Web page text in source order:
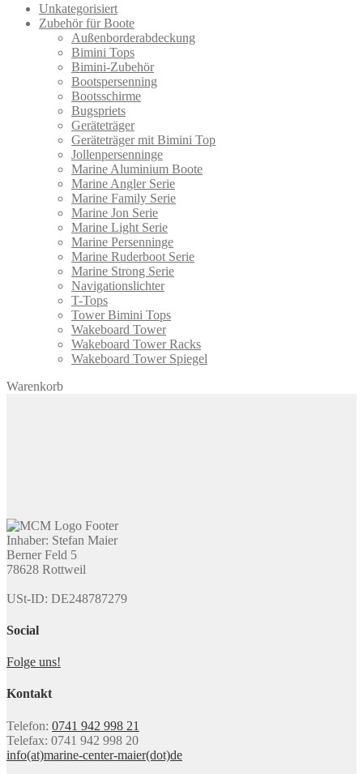
Unkategorisiert
Zubehör für Boote
Außenborderabdeckung
Bimini Tops
Bimini-Zubehör
Bootspersenning
Bootsschirme
Bugspriets
Geräteträger
Geräteträger mit Bimini Top
Jollenpersenninge
Marine Aluminium Boote
Marine Angler Serie
Marine Family Serie
Marine Jon Serie
Marine Light Serie
Marine Persenninge
Marine Ruderboot Serie
Marine Strong Serie
Navigationslichter
T-Tops
Tower Bimini Tops
Wakeboard Tower
Wakeboard Tower Racks
Wakeboard Tower Spiegel
Warenkorb
Inhaber: Stefan Maier
Berner Feld 5
78628 Rottweil
USt-ID: DE248787279
Social
Folge uns!
Kontakt
Telefon: 0741 942 998 21
Telefax: 0741 942 998 20
info(at)marine-center-maier(dot)de